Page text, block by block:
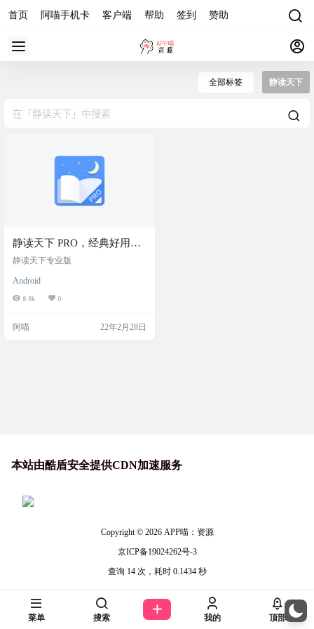
首页 阿喵手机卡 客户端 帮助 签到 赞助
全部标签 静读天下
静读天下 PRO，经典好用的
本地电子书阅读器，官网下
静读天下专业版
Android
8.8k 0
阿喵 22年2月28日
本站由酷盾安全提供CDN加速服务
Copyright © 2026APP喵：资源
京ICP备19024262号-3
查询 14 次，耗时 0.1434 秒
菜单 搜索 我的 顶部